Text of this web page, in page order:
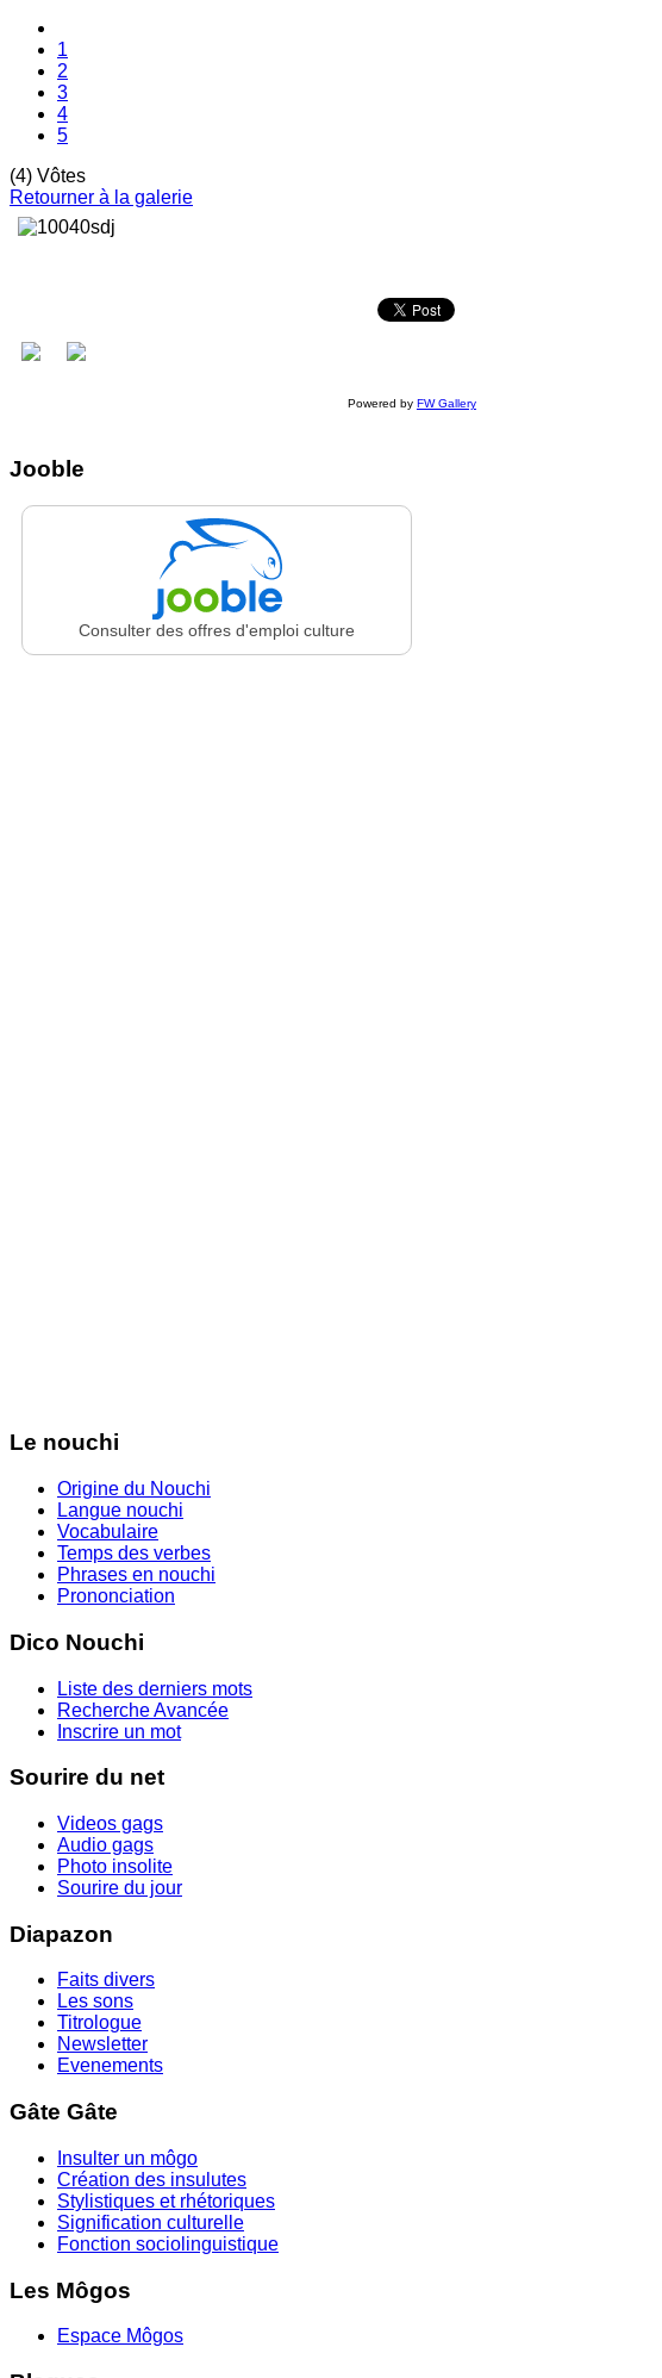
1
2
3
4
5
(4) Vôtes
Retourner à la galerie
Powered by FW Gallery
Jooble
Consulter des offres d'emploi culture
Le nouchi
Origine du Nouchi
Langue nouchi
Vocabulaire
Temps des verbes
Phrases en nouchi
Prononciation
Dico Nouchi
Liste des derniers mots
Recherche Avancée
Inscrire un mot
Sourire du net
Videos gags
Audio gags
Photo insolite
Sourire du jour
Diapazon
Faits divers
Les sons
Titrologue
Newsletter
Evenements
Gâte Gâte
Insulter un môgo
Création des insulutes
Stylistiques et rhétoriques
Signification culturelle
Fonction sociolinguistique
Les Môgos
Espace Môgos